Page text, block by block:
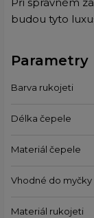
budou tyto
Parametry
Barva rukojeti
Délka čepele
Materiál čepele
Vhodné do myčky
Materiál rukojeti